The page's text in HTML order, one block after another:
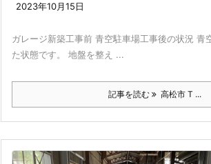
2023年10月15日
ガレージ新築工事前 青空駐車場工事後の状況 青
た状態です。 地盤を整え ...
記事を読む 高松市 T ...